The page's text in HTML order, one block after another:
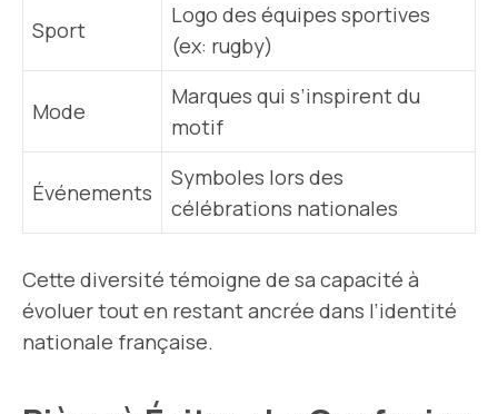
Sport
Logo des équipes sportives
(ex: rugby)
Mode
Marques qui s’inspirent du
motif
Événements
Symboles lors des
célébrations nationales
Cette diversité témoigne de sa capacité à
évoluer tout en restant ancrée dans l’identité
nationale française.